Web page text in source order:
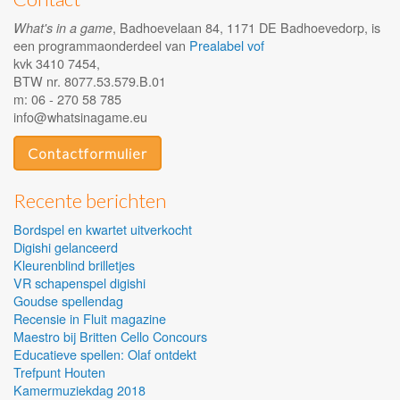
What's in a game, Badhoevelaan 84, 1171 DE Badhoevedorp, is
een programmaonderdeel van Prealabel vof
kvk 3410 7454,
BTW nr. 8077.53.579.B.01
m: 06 - 270 58 785
info@whatsinagame.eu
Contactformulier
Recente berichten
Bordspel en kwartet uitverkocht
Digishi gelanceerd
Kleurenblind brilletjes
VR schapenspel digishi
Goudse spellendag
Recensie in Fluit magazine
Maestro bij Britten Cello Concours
Educatieve spellen: Olaf ontdekt
Trefpunt Houten
Kamermuziekdag 2018